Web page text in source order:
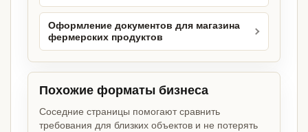
Оформление документов для магазина
фермерских продуктов
Похожие форматы бизнеса
Соседние страницы помогают сравнить
требования для близких объектов и не потерять